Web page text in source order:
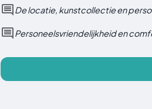
De locatie, kunstcollectie en
Personeelsvriendelijkheid en